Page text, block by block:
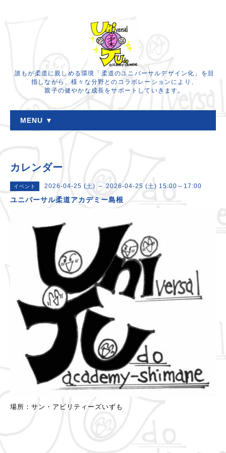
誰もが柔道に親しめる環境「柔道のユニバーサルデザイン化」を目
指しながら、様々な分野とのコラボレーションにより、
親子の健やかな成長をサポートしていきます。
MENU ▼
カレンダー
イベント 2026-04-25 (土) ～ 2026-04-25 (土) 15:00～17:00
ユニバーサル柔道アカデミー島根
場所：サン・アビリティーズいずも